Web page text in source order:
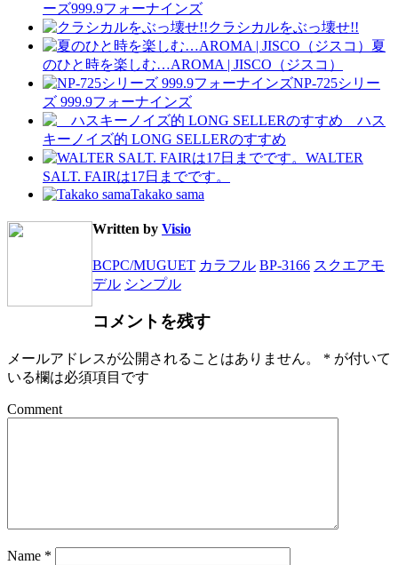
ーズ999.9フォーナインズ
クラシカルをぶっ壊せ!!
夏
のひと時を楽しむ…AROMA | JISCO（ジスコ）
NP-725シリー
ズ 999.9フォーナインズ
ハス
キーノイズ的 LONG SELLERのすすめ
WALTER
SALT. FAIRは17日までです。
Takako sama
Written by Visio
BCPC/MUGUET カラフル BP-3166 スクエアモ
デル シンプル
コメントを残す
メールアドレスが公開されることはありません。 * が付いて
いる欄は必須項目です
Comment
Name *